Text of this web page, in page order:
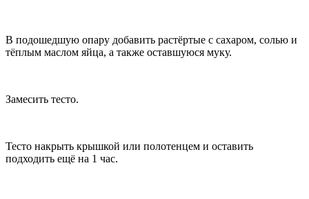
В подошедшую опару добавить растёртые с сахаром, солью и
тёплым маслом яйца, а также оставшуюся муку.
Замесить тесто.
Тесто накрыть крышкой или полотенцем и оставить
подходить ещё на 1 час.